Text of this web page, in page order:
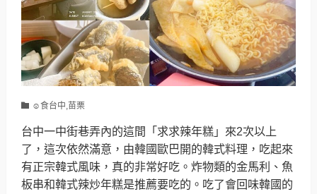
☺食台中,苗栗
台中一中街巷弄內的這間「求求辣年糕」來2次以上
了，這次依然滿意，由韓國歐巴開的韓式料理，吃起來
有正宗韓式風味，真的非常好吃。炸物類的金馬利、魚
板串和韓式辣炒年糕是推薦要吃的。吃了會回味韓國的